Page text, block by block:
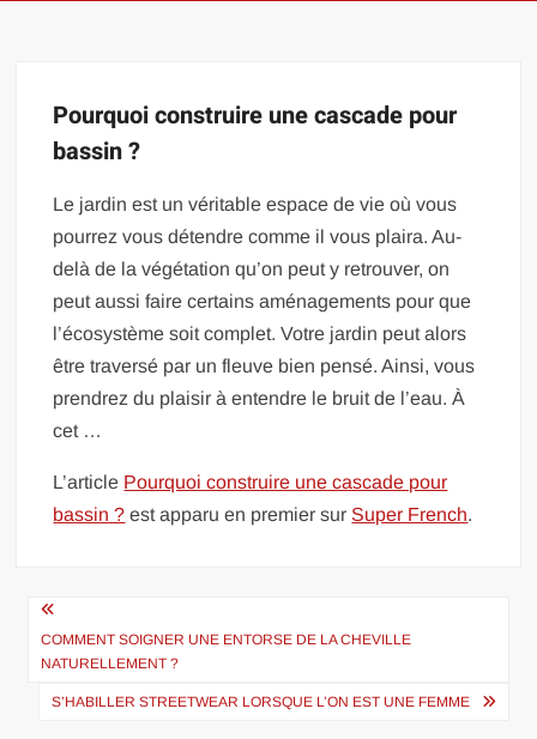
Pourquoi construire une cascade pour
bassin ?
Le jardin est un véritable espace de vie où vous
pourrez vous détendre comme il vous plaira. Au-
delà de la végétation qu’on peut y retrouver, on
peut aussi faire certains aménagements pour que
l’écosystème soit complet. Votre jardin peut alors
être traversé par un fleuve bien pensé. Ainsi, vous
prendrez du plaisir à entendre le bruit de l’eau. À
cet …
L’article Pourquoi construire une cascade pour
bassin ? est apparu en premier sur Super French.
Navigation
de
l’article
COMMENT SOIGNER UNE ENTORSE DE LA CHEVILLE
NATURELLEMENT ?
S’HABILLER STREETWEAR LORSQUE L’ON EST UNE FEMME